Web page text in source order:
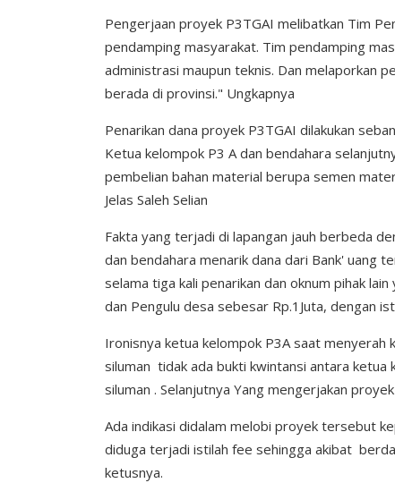
Pengerjaan proyek P3TGAI melibatkan Tim
pendamping masyarakat. Tim pendamping
administrasi maupun teknis. Dan melaporkan
berada di provinsi." Ungkapnya
Penarikan dana proyek P3TGAI dilakukan
Ketua kelompok P3 A dan bendahara
pembelian bahan material berupa semen
Jelas Saleh Selian
Fakta yang terjadi di lapangan jauh berbeda
dan bendahara menarik dana dari Bank' uang
selama tiga kali penarikan dan oknum pihak
dan Pengulu desa sebesar Rp.1Juta, dengan
Ironisnya ketua kelompok P3A saat menyerah
siluman tidak ada bukti kwintansi antara ketua
siluman . Selanjutnya Yang mengerjakan
Ada indikasi didalam melobi proyek tersebut
diduga terjadi istilah fee sehingga akibat
ketusnya.